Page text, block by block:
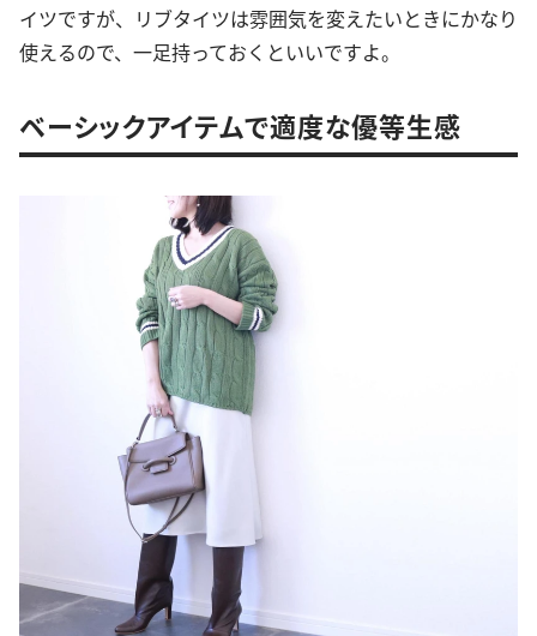
イツですが、リブタイツは雰囲気を変えたいときにかなり
使えるので、一足持っておくといいですよ。
ベーシックアイテムで適度な優等生感